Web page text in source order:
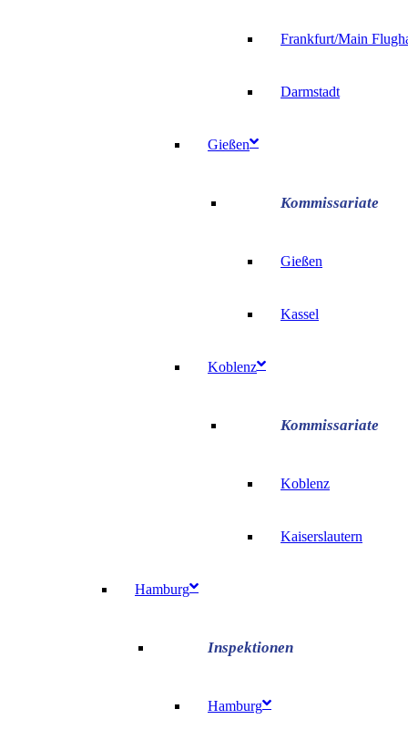
Frankfurt/Main
Darmstadt
Gießen
Gießen
Kassel
Koblenz
Koblenz
Kaiserslautern
Hamburg
Hamburg